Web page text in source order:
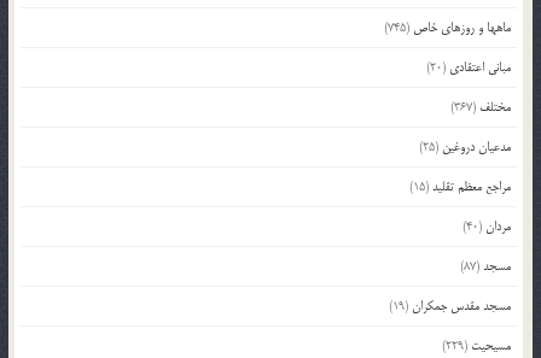
ماهها و روزهای خاص (745)
مبانی اعتقادی (20)
مختلف (367)
مدعیان دروغین (25)
مراجع معظم تقلید(15)
مردان(40)
مسجد(87)
مسجد مقدس جمکران(19)
مسیحیت (229)